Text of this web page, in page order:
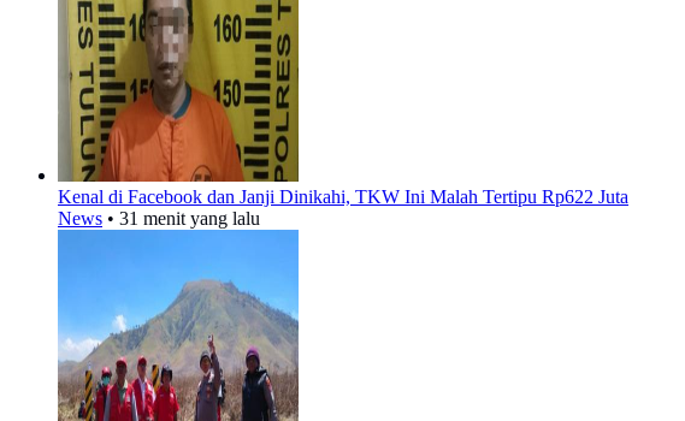
Kenal di Facebook dan Janji Dinikahi, TKW Ini Malah Tertipu Rp622 Juta
News • 31 menit yang lalu